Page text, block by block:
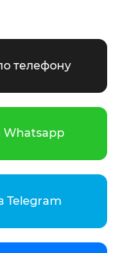
телефону
Whatsapp
Telegram